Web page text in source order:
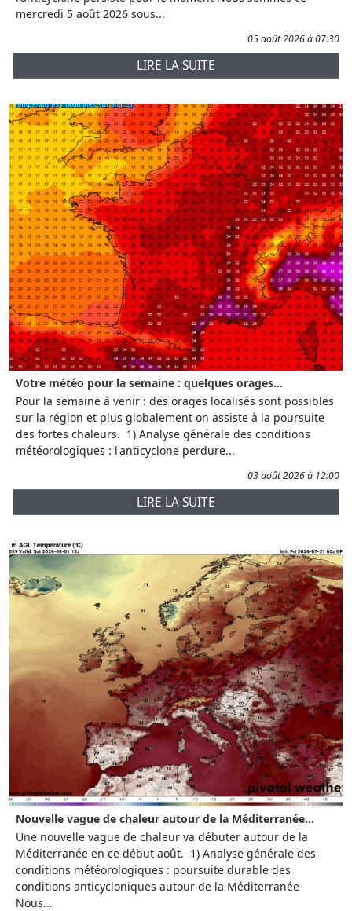
mercredi 5 août 2026 sous...
05 août 2026 à 07:30
LIRE LA SUITE
Votre météo pour la semaine : quelques orages...
Pour la semaine à venir : des orages localisés sont possibles
sur la région et plus globalement on assiste à la poursuite
des fortes chaleurs. 1) Analyse générale des conditions
météorologiques : l'anticyclone perdure...
03 août 2026 à 12:00
LIRE LA SUITE
Nouvelle vague de chaleur autour de la Méditerranée...
Une nouvelle vague de chaleur va débuter autour de la
Méditerranée en ce début août. 1) Analyse générale des
conditions météorologiques : poursuite durable des
conditions anticycloniques autour de la Méditerranée
Nous...